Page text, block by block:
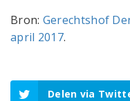
Bron: Gerechtshof
april 2017.
Delen via